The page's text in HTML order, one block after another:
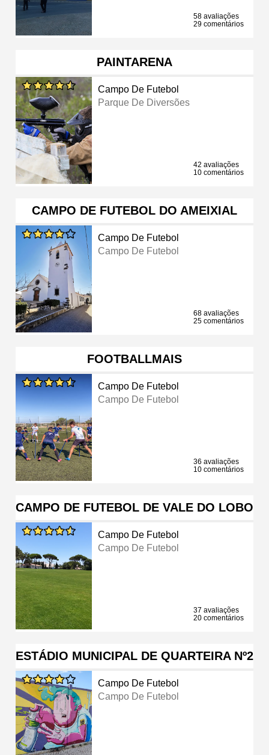
58 avaliações
29 comentários
PAINTARENA
Campo De Futebol
Parque De Diversões
42 avaliações
10 comentários
CAMPO DE FUTEBOL DO AMEIXIAL
Campo De Futebol
Campo De Futebol
68 avaliações
25 comentários
FOOTBALLMAIS
Campo De Futebol
Campo De Futebol
36 avaliações
10 comentários
CAMPO DE FUTEBOL DE VALE DO LOBO
Campo De Futebol
Campo De Futebol
37 avaliações
20 comentários
ESTÁDIO MUNICIPAL DE QUARTEIRA Nº2
Campo De Futebol
Campo De Futebol